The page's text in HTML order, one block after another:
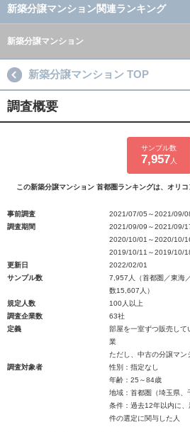
新築分譲マンション関連ランキング
新築分譲マンション
新築分譲マンション TOP
調査概要
サンプル数
7,957 人
この新築分譲マンション 首都圏ランキングは、オリコ
事前調査
2021/07/05～2021/09/
調査期間
2021/09/09～2021/09/
2020/10/01～2020/10/
2019/10/11～2019/10/
更新日
2022/02/01
サンプル数
7,957人（首都圏／東海
数15,607人）
規定人数
100人以上
調査企業数
63社
定義
部屋を一室ずつ販売し
業
ただし、中古の分譲マン
調査対象者
性別：指定なし
年齢：25～84歳
地域：首都圏（埼玉県、
条件：過去12年以内に
件の選定に関与した人